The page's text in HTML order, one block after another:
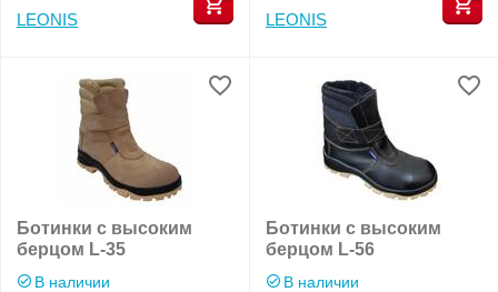
LEONIS LEONIS
Ботинки с высоким
берцом L-35
В наличии
Ботинки с высоким
берцом L-56
В наличии